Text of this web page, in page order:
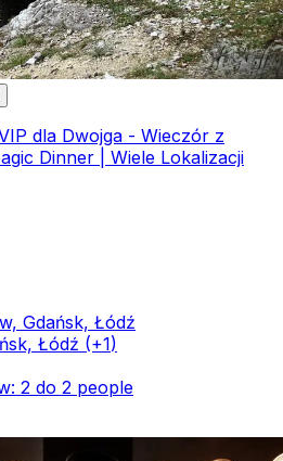
dla Dwojga - Wieczór z
Dinner | Wiele Lokalizacji
Gdańsk, Łódź
Łódź (+1)
2 do 2 people